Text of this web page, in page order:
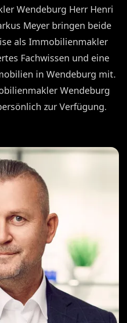
Wendeburg Herr Henri
Meyer bringen beide
als Immobilienmakler
Fachwissen und eine
in Wendeburg mit.
Wendeburg
zur Verfügung.